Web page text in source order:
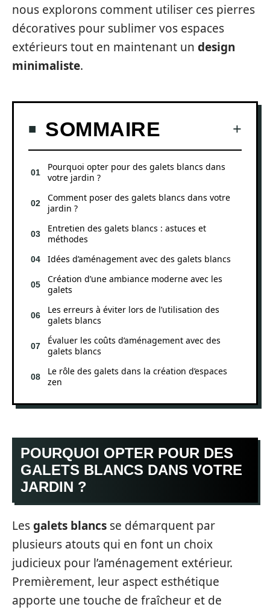
nous explorons comment utiliser ces pierres
décoratives pour sublimer vos espaces
extérieurs tout en maintenant un design
minimaliste.
SOMMAIRE
Pourquoi opter pour des galets blancs dans
votre jardin ?
Comment poser des galets blancs dans votre
jardin ?
Entretien des galets blancs : astuces et
méthodes
Idées d’aménagement avec des galets blancs
Création d’une ambiance moderne avec les
galets
Les erreurs à éviter lors de l’utilisation des
galets blancs
Évaluer les coûts d’aménagement avec des
galets blancs
Le rôle des galets dans la création d’espaces
zen
POURQUOI OPTER POUR DES
GALETS BLANCS DANS VOTRE
JARDIN ?
Lesgalets blancs se démarquent par
plusieurs atouts qui en font un choix
judicieux pour l’aménagement extérieur.
Premièrement, leur aspect esthétique
apporte une touche de fraîcheur et de